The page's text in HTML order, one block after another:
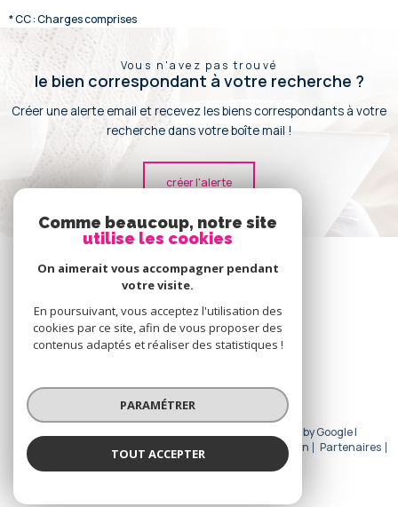
* CC : Charges comprises
Vous n'avez pas trouvé
le bien correspondant à votre recherche ?
Créer une alerte email et recevez les biens correspondants à votre
recherche dans votre boîte mail !
créer l'alerte
connecter
espace propriétaire
Nous
adhérons
© 2026 | Tous droits réservés | Traduction powered by Google |
Nos honoraires
Plan du site Mentions légales Admin
Partenaires
Politique RGPD
Comme beaucoup, notre site
utilise les cookies
On aimerait vous accompagner pendant
votre visite.
En poursuivant, vous acceptez l'utilisation des
cookies par ce site, afin de vous proposer des
contenus adaptés et réaliser des statistiques !
PARAMÉTRER
TOUT ACCEPTER